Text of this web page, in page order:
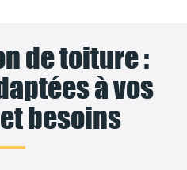
de toiture :
à vos
besoins